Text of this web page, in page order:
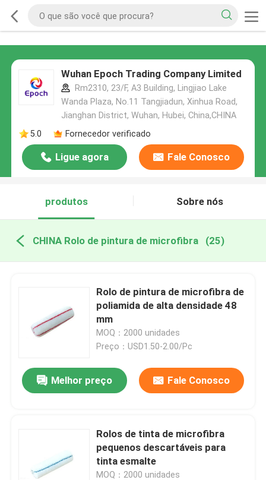
Wuhan Epoch Trading Company Limited
Rm2310, 23/F, A3 Building, Lingjiao Lake
Wanda Plaza, No.11 Tangjiadun, Xinhua Road,
Jianghan District, Wuhan, Hubei, China,CHINA
5.0
Fornecedor verificado
Ligue agora Fale Conosco
produtos Sobre nós
CHINA Rolo de pintura de microfibra (25)
Rolo de pintura de microfibra de
poliamida de alta densidade 48
mm
MOQ：2000 unidades
Preço：USD1.50-2.00/Pc
Melhor preço Fale Conosco
Rolos de tinta de microfibra
pequenos descartáveis ​​para
tinta esmalte
MOQ：2000 unidades